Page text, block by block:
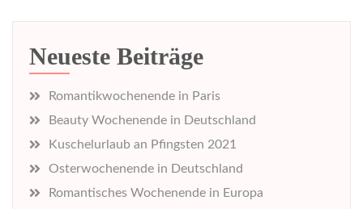
Neueste Beiträge
Romantikwochenende in Paris
Beauty Wochenende in Deutschland
Kuschelurlaub an Pfingsten 2021
Osterwochenende in Deutschland
Romantisches Wochenende in Europa